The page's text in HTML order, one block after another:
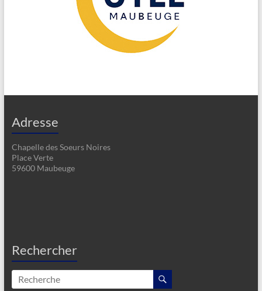
Adresse
Chapelle des Soeurs Noires
Place Verte
59600 Maubeuge
Rechercher